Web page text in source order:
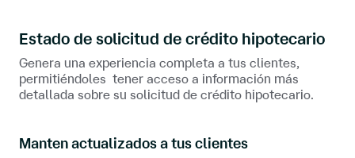
Estado de solicitud de crédito hipotecario
Genera una experiencia completa a tus clientes,
permitiéndoles tener acceso a información más
detallada sobre su solicitud de crédito hipotecario.
Manten actualizados a tus clientes